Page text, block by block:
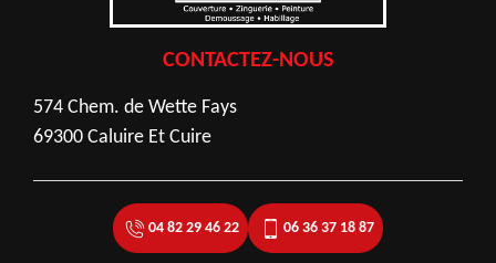
CONTACTEZ-NOUS
574 Chem. de Wette Fays
69300 Caluire Et Cuire
04 82 29 46 22 06 36 37 18 87